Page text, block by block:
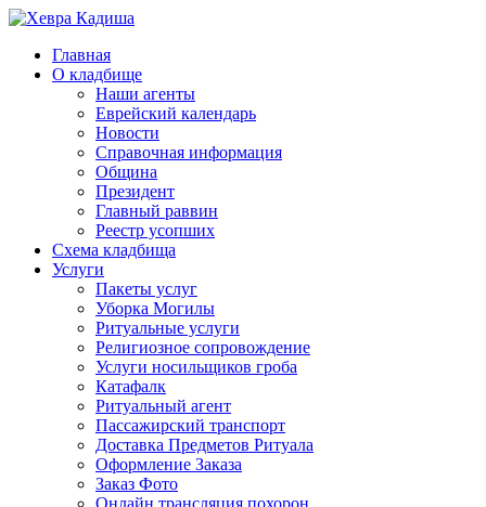
Главная
О кладбище
Наши агенты
Еврейский календарь
Новости
Справочная информация
Община
Президент
Главный раввин
Реестр усопших
Схема кладбища
Услуги
Пакеты услуг
Уборка Могилы
Ритуальные услуги
Религиозное сопровождение
Услуги носильщиков гроба
Катафалк
Ритуальный агент
Пассажирский транспорт
Доставка Предметов Ритуала
Оформление Заказа
Заказ Фото
Онлайн трансляция похорон